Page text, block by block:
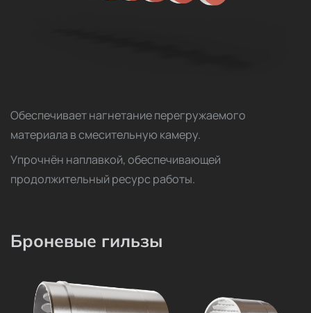
Обеспечивает нагнетание перегружаемого
материала в смесительную камеру.
Упрочнён наплавкой, обеспечивающей
продолжительный ресурс работы.
Броневые гильзы